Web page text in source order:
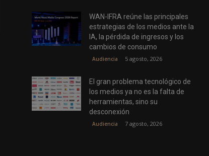
WAN-IFRA reúne las principales
estrategias de los medios ante la
IA, la pérdida de ingresos y los
cambios de consumo
Audiencia 5 agosto, 2026
El gran problema tecnológico de
los medios ya no es la falta de
herramientas, sino su
desconexión
Audiencia 7 agosto, 2026